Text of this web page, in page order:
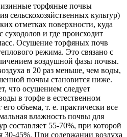
торфяные почвы
сельскохозяйственных культур)
отметках поверхности, куда
суходолов и где происходит
Осушение торфяных почв
режима. Это связано с
воздушной фазы почвы.
в 20 раз меньше, чем воды,
почвы становится ниже.
что осушением следует
в торфе в естественном
объема, т. е. практически все
влажность почвы для
составляет 55-70%, при которой
30-45%. При содержании воздуха